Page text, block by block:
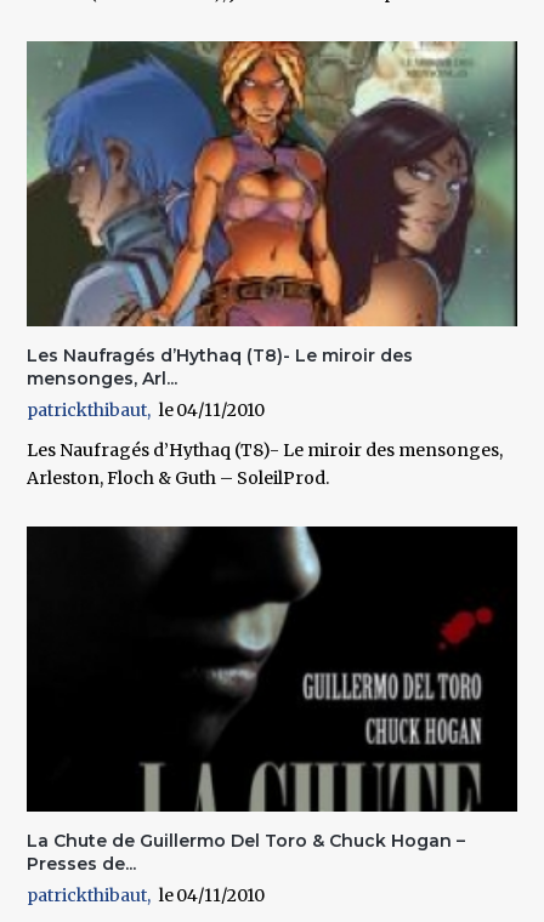
Les Naufragés d’Hythaq (T8)- Le miroir des
mensonges, Arl...
patrickthibaut
04/11/2010
Les Naufragés d’Hythaq (T8)- Le miroir des mensonges,
Arleston, Floch & Guth – SoleilProd.
La Chute de Guillermo Del Toro & Chuck Hogan –
Presses de...
patrickthibaut
04/11/2010